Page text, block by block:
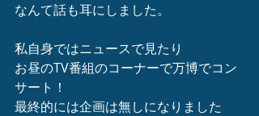
なんて話も耳にしました。
私自身ではニュースで見たり
お昼のTV番組のコーナーで万博でコン
サート！
最終的には企画は無しになりました